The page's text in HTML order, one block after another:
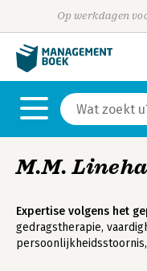
Op werkdagen
M.M.
Expertise volgens het
gedragstherapie,